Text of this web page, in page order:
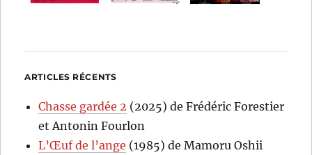
ARTICLES RÉCENTS
Chasse gardée 2 (2025) de Frédéric Forestier
et Antonin Fourlon
L’Œuf de l’ange (1985) de Mamoru Oshii